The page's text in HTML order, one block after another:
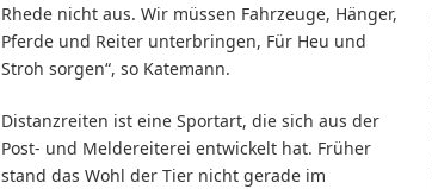
Rhede nicht aus. Wir müssen Fahrzeuge, Hänger,
Pferde und Reiter unterbringen, Für Heu und
Stroh sorgen“, so Katemann.
Distanzreiten ist eine Sportart, die sich aus der
Post- und Meldereiterei entwickelt hat. Früher
stand das Wohl der Tier nicht gerade im